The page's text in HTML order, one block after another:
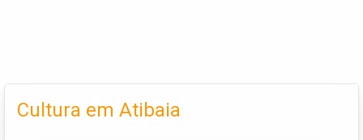
Cultura em Atibaia